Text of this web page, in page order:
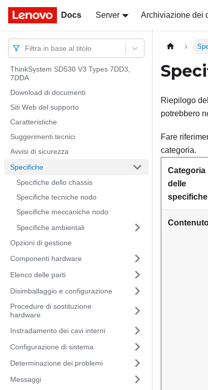
Docs Server Archiviazione dei
Docs
Filtra in base al titolo
ThinkSystem SD530 V3 Types 7DD3,
7DDA
Download di documenti
Siti Web del supporto
Caratteristiche
Suggerimenti tecnici
Avvisi di sicurezza
Specifiche
Specifiche dello chassis
Specifiche tecniche nodo
Specifiche meccaniche nodo
Specifiche ambientali
Opzioni di gestione
Componenti hardware
Elenco delle parti
Disimballaggio e configurazione
Procedure di sostituzione
hardware
Instradamento dei cavi interni
Configurazione di sistema
Determinazione dei problemi
Messaggi
Riepilogo
potrebbero
Fare
categoria.
Categoria
delle
specifiche